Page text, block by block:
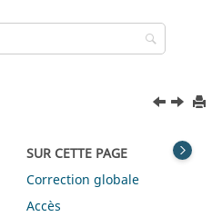
SUR CETTE PAGE
Correction globale
Accès